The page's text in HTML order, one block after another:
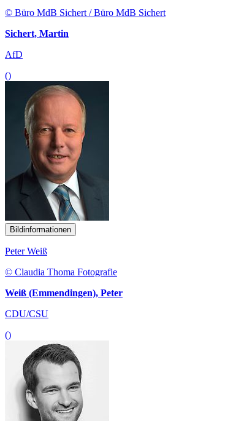
© Büro MdB Sichert / Büro MdB Sichert
Sichert, Martin
AfD
()
Bildinformationen
Peter Weiß
© Claudia Thoma Fotografie
Weiß (Emmendingen), Peter
CDU/CSU
()